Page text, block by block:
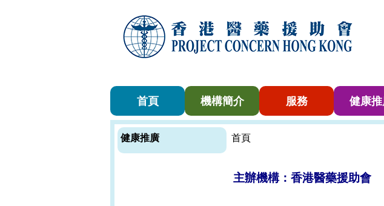
首頁 機構簡介 服務 健康
健康推廣 首頁
主辦機構：香港醫藥援